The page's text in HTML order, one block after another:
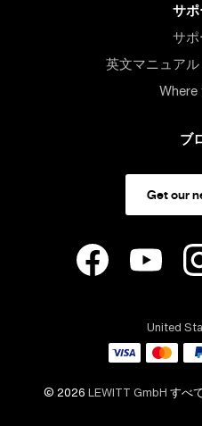
サポ
サポ
英文マニュア
ブ
Get our
United
© 2026 LEWITT GmbH すべ